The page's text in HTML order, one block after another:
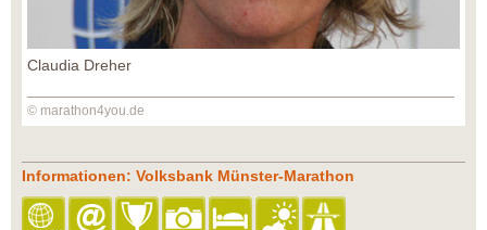
Claudia Dreher
© marathon4you.de
Informationen: Volksbank Münster-Marathon